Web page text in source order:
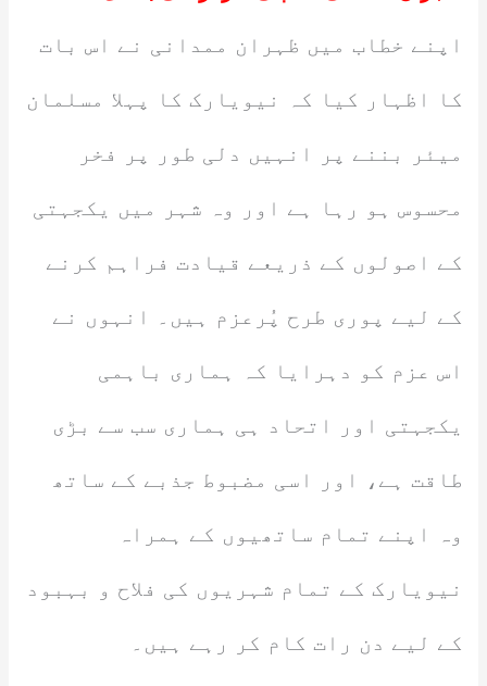
اپنے خطاب میں ظہران ممدانی نے اس بات
کا اظہار کیا کہ نیویارک کا پہلا مسلمان
میئر بننے پر انہیں دلی طور پر فخر
محسوس ہو رہا ہے اور وہ شہر میں یکجہتی
کے اصولوں کے ذریعے قیادت فراہم کرنے
کے لیے پوری طرح پُرعزم ہیں۔ انہوں نے
اس عزم کو دہرایا کہ ہماری باہمی
یکجہتی اور اتحاد ہی ہماری سب سے بڑی
طاقت ہے، اور اسی مضبوط جذبے کے ساتھ
وہ اپنے تمام ساتھیوں کے ہمراہ
نیویارک کے تمام شہریوں کی فلاح و بہبود
کے لیے دن رات کام کر رہے ہیں۔